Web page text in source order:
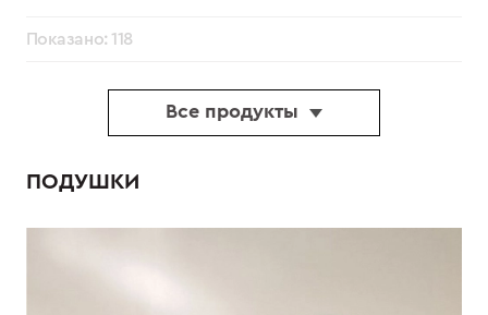
Показано: 118
Все продукты
ПОДУШКИ